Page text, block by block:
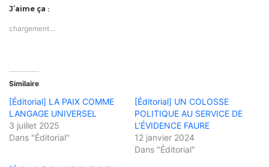
J’aime ça :
chargement…
Similaire
[Éditorial] LA PAIX COMME
LANGAGE UNIVERSEL
3 juillet 2025
Dans "Éditorial"
[Éditorial] UN COLOSSE
POLITIQUE AU SERVICE DE
L’ÉVIDENCE FAURE
12 janvier 2024
Dans "Éditorial"